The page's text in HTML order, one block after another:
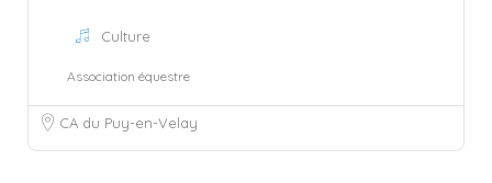
Culture
Association équestre
CA du Puy-en-Velay